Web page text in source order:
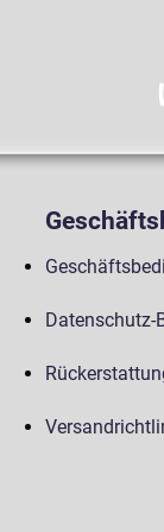
Datenschutz-